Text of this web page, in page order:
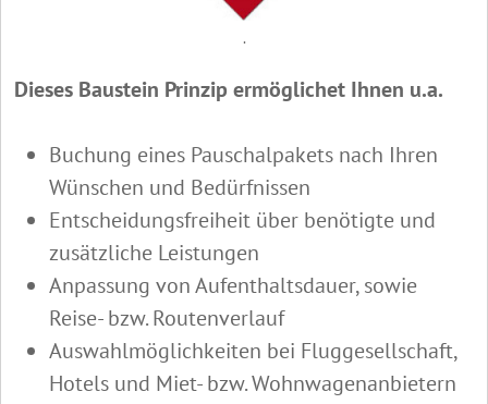
.
Dieses Baustein Prinzip ermöglichet Ihnen u.a.
Buchung eines Pauschalpakets nach Ihren
Wünschen und Bedürfnissen
Entscheidungsfreiheit über benötigte und
zusätzliche Leistungen
Anpassung von Aufenthaltsdauer, sowie
Reise- bzw. Routenverlauf
Auswahlmöglichkeiten bei Fluggesellschaft,
Hotels und Miet- bzw. Wohnwagenanbietern